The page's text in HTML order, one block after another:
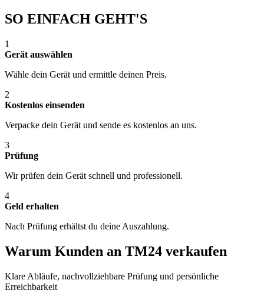
SO EINFACH GEHT'S
1
Gerät auswählen
Wähle dein Gerät und ermittle deinen Preis.
2
Kostenlos einsenden
Verpacke dein Gerät und sende es kostenlos an uns.
3
Prüfung
Wir prüfen dein Gerät schnell und professionell.
4
Geld erhalten
Nach Prüfung erhältst du deine Auszahlung.
Warum Kunden an TM24 verkaufen
Klare Abläufe, nachvollziehbare Prüfung und persönliche
Erreichbarkeit